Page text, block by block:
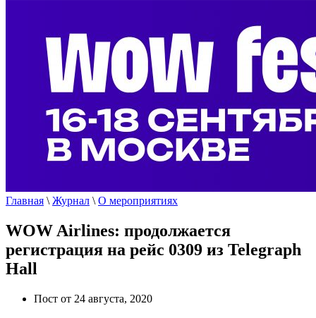
Главная \ Журнал \ О мероприятиях
WOW Airlines: продолжается
регистрация на рейс 0309 из Telegraph
Hall
Пост от 24 августа, 2020